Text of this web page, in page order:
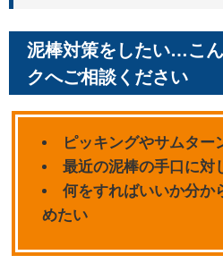
泥棒対策をしたい…こ
クへご相談ください
ピッキングやサムター
最近の泥棒の手口に対
何をすればいいか分か
めたい